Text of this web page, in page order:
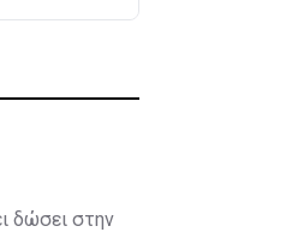
δώσει στην